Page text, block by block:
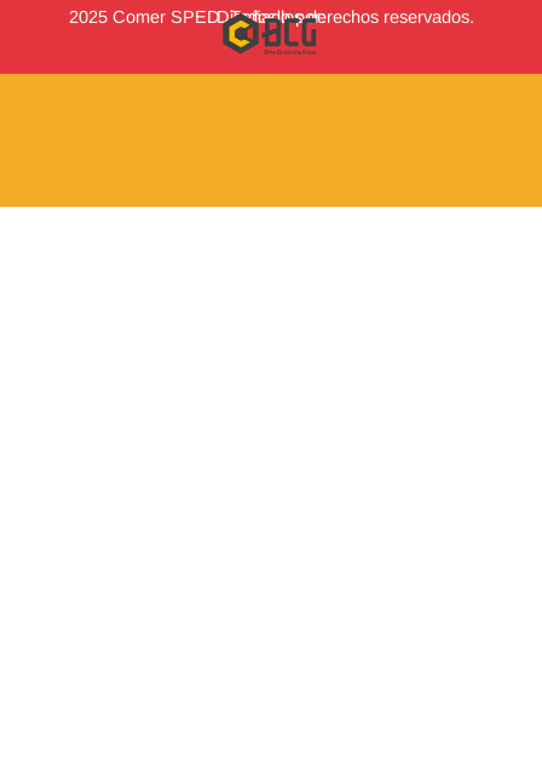
b
o
o
k
a
g
r
a
o
2025 Comer SPED. Todos los derechos reservados.
Diseñado por: